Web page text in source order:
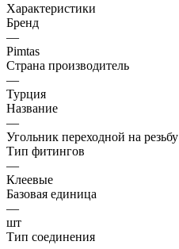
Характеристики
Бренд
—
Pimtas
Страна производитель
—
Турция
Название
—
Угольник переходной на резьбу
Тип фитингов
—
Клеевые
Базовая единица
—
шт
Тип соединения